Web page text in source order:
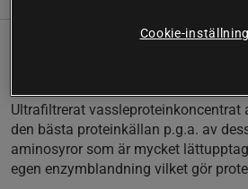
Ultrafiltrerat vassleproteinkoncentrat
den bästa proteinkällan p.g.a. av
aminosyror som är mycket
egen enzymblandning vilket gör
Cookie-